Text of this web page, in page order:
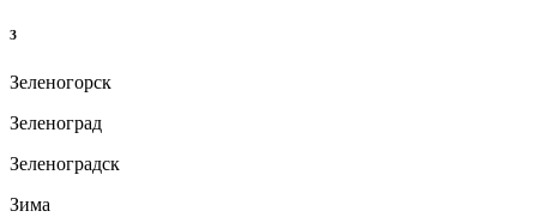
З
Зеленогорск
Зеленоград
Зеленоградск
Зима